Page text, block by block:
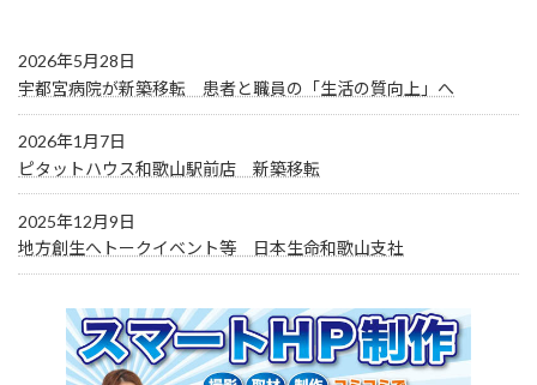
2026年5月28日
宇都宮病院が新築移転 患者と職員の「生活の質向上」へ
2026年1月7日
ピタットハウス和歌山駅前店 新築移転
2025年12月9日
地方創生へトークイベント等 日本生命和歌山支社